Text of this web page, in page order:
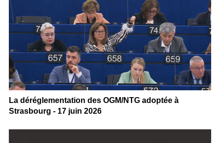
La déréglementation des OGM/NTG adoptée à
Strasbourg - 17 juin 2026